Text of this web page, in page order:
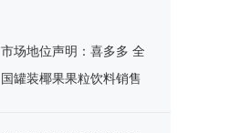
市场地位声明：喜多多 全
国罐装椰果果粒饮料销售